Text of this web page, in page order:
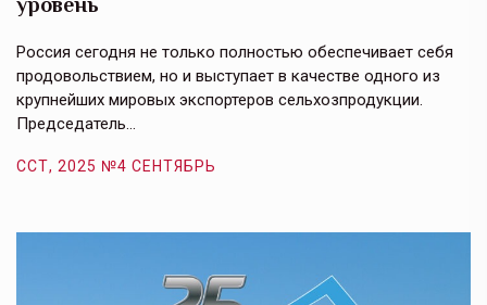
Россия сегодня не только полностью обеспечивает себя
продовольствием, но и выступает в качестве одного из
крупнейших мировых экспортеров сельхозпродукции.
Председатель…
ССТ, 2025 №4 СЕНТЯБРЬ